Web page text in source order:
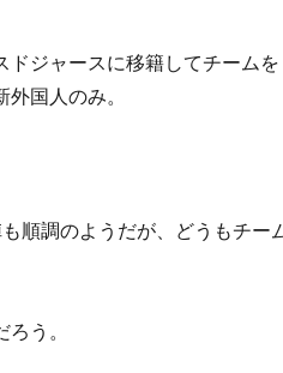
ジャースに移籍してチームを
国人のみ。
順調のようだが、どうもチー
う。